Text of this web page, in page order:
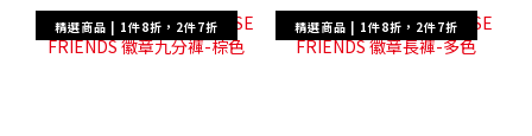
精選商品 | 1件8折，2件7折 精選商品 | 1件8折，2件7折